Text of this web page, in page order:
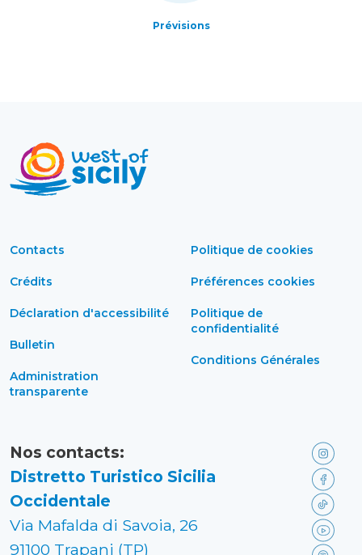
Prévisions
Contacts
Crédits
Déclaration d'accessibilité
Bulletin
Administration
transparente
Politique de cookies
Préférences cookies
Politique de
confidentialité
Conditions Générales
Nos contacts:
Distretto Turistico Sicilia
Occidentale
Via Mafalda di Savoia, 26
91100 Trapani (TP)